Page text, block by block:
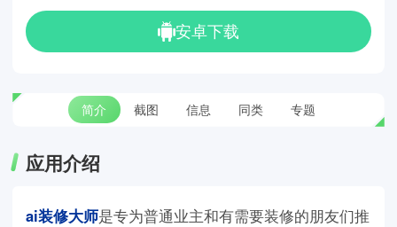
安卓下载
简介 截图 信息 同类 专题
应用介绍
ai装修大师是专为普通业主和有需要装修的朋友们推